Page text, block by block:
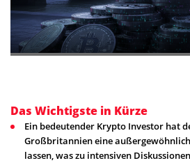
Das Wichtigste in Kürze
Ein bedeutender Krypto Investor hat
Großbritannien eine
lassen, was zu intensiven